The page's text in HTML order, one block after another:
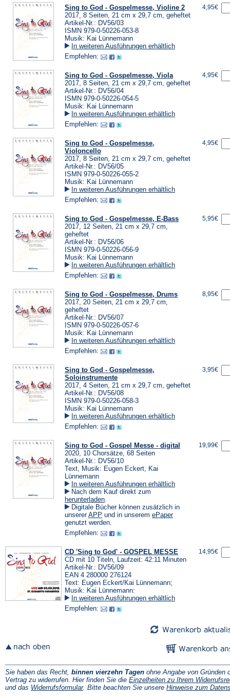
Sing to God - Gospelmesse, Violine 2
2017, 8 Seiten, 21 cm x 29,7 cm, geheftet
Artikel-Nr.: DV56/03
ISMN 979-0-50226-053-8
Musik: Kai Lünnemann
In weiteren Ausführungen erhältlich
Empfehlen:
4,95€
Sing to God - Gospelmesse, Viola
2017, 8 Seiten, 21 cm x 29,7 cm, geheftet
Artikel-Nr.: DV56/04
ISMN 979-0-50226-054-5
Musik: Kai Lünnemann
In weiteren Ausführungen erhältlich
Empfehlen:
4,95€
Sing to God - Gospelmesse,
Violoncello
2017, 8 Seiten, 21 cm x 29,7 cm, geheftet
Artikel-Nr.: DV56/05
ISMN 979-0-50226-055-2
Musik: Kai Lünnemann
In weiteren Ausführungen erhältlich
Empfehlen:
4,95€
Sing to God - Gospelmesse, E-Bass
2017, 12 Seiten, 21 cm x 29,7 cm,
geheftet
Artikel-Nr.: DV56/06
ISMN 979-0-50226-056-9
Musik: Kai Lünnemann
In weiteren Ausführungen erhältlich
Empfehlen:
5,95€
Sing to God - Gospelmesse, Drums
2017, 20 Seiten, 21 cm x 29,7 cm,
geheftet
Artikel-Nr.: DV56/07
ISMN 979-0-50226-057-6
Musik: Kai Lünnemann
In weiteren Ausführungen erhältlich
Empfehlen:
8,95€
Sing to God - Gospelmesse,
Soloinstrumente
2017, 4 Seiten, 21 cm x 29,7 cm, geheftet
Artikel-Nr.: DV56/08
ISMN 979-0-50226-058-3
Musik: Kai Lünnemann
In weiteren Ausführungen erhältlich
Empfehlen:
3,95€
Sing to God - Gospel Messe - digital
2020, 10 Chorsätze, 68 Seiten
Artikel-Nr.: DV56/10
Text, Musik: Eugen Eckert, Kai
Lünnemann
In weiteren Ausführungen erhältlich
Nach dem Kauf direkt zum
herunterladen(Öffnet
in
einem
neuen
.
Digitale Bücher können zusätzlich in
unsererAPP (Öffnet
in
neuen
und in unserem ePaper(Öffnet
genutzt werden.
Empfehlen:
19,99€
CD 'Sing to God' - GOSPEL MESSE
CD mit 10 Titeln, Laufzeit: 42:11 Minuten
Artikel-Nr.: DV56/09
EAN 4 280000 276124
Text: Eugen Eckert/Kai Lünnemann;
Musik: Kai Lünnemann:
In weiteren Ausführungen erhältlich
Empfehlen:
14,95€
Sie haben das Recht, binnen vierzehn Tagen ohne Angabe von Gründen
Vertrag zu widerrufen. Hier finden Sie die Einzelheiten zu Ihrem
und das Widerrufsformular(Öffnet
. Bitte beachten Sie unsere Hinweise zum